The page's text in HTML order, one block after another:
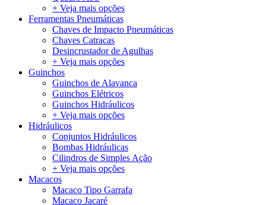
+ Veja mais opções
Ferramentas Pneumáticas
Chaves de Impacto Pneumáticas
Chaves Catracas
Desincrustador de Agulhas
+ Veja mais opções
Guinchos
Guinchos de Alavanca
Guinchos Elétricos
Guinchos Hidráulicos
+ Veja mais opções
Hidráulicos
Conjuntos Hidráulicos
Bombas Hidráulicas
Cilindros de Simples Ação
+ Veja mais opções
Macacos
Macaco Tipo Garrafa
Macaco Jacaré